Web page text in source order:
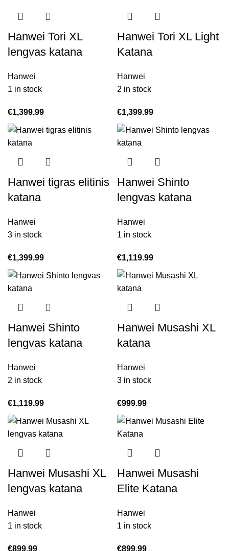
Hanwei Tori XL
lengvas katana
Hanwei
1 in stock
€1,399.99
Hanwei Tori XL Light
Katana
Hanwei
2 in stock
€1,399.99
Hanwei tigras elitinis
katana
Hanwei
3 in stock
€1,399.99
Hanwei Shinto
lengvas katana
Hanwei
1 in stock
€1,119.99
Hanwei Shinto
lengvas katana
Hanwei
2 in stock
€1,119.99
Hanwei Musashi XL
katana
Hanwei
3 in stock
€999.99
Hanwei Musashi XL
lengvas katana
Hanwei
1 in stock
€899.99
Hanwei Musashi
Elite Katana
Hanwei
1 in stock
€899.99